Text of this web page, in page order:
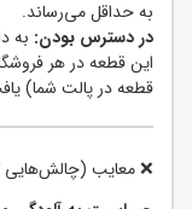
به حداقل می‌رساند.
در دسترس بودن: به
این قطعه در هر
قطعه در پالت شما)
❌ معایب (چالش‌هایی